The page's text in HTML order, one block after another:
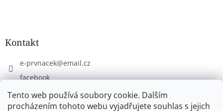
Tento web používá soubory cookie. Dalším
procházením tohoto webu vyjadřujete souhlas s jejich
Kontakt
e-prvnacek@email.cz
facebook
eprvnacek